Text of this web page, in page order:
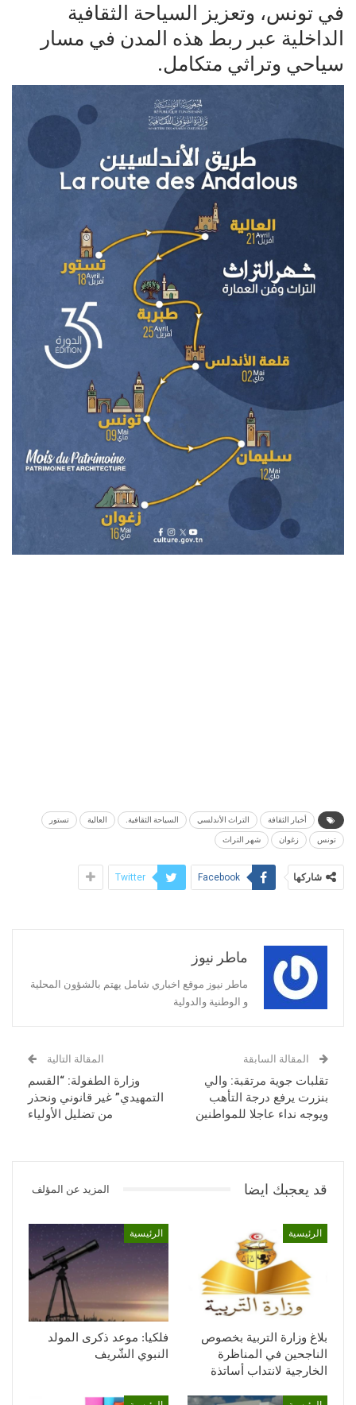
في تونس، وتعزيز السياحة الثقافية
الداخلية عبر ربط هذه المدن في مسار
سياحي وتراثي متكامل.
أخبار الثقافة التراث الأندلسي السياحة الثقافية. العالية تستور
تونس زغوان شهر التراث
شاركها Facebook
Twitter
ماطر نيوز
ماطر نيوز موقع اخباري شامل يهتم بالشؤون المحلية
و الوطنية والدولية
المقالة السابقة
تقلبات جوية مرتقبة: والي
بنزرت يرفع درجة التأهب
ويوجه نداء عاجلا للمواطنين
المقالة التالية
وزارة الطفولة: “القسم
التمهيدي” غير قانوني ونحذر
من تضليل الأولياء
قد يعجبك ايضا المزيد عن المؤلف
الرئيسية
بلاغ وزارة التربية بخصوص
الناجحين في المناظرة
الخارجية لانتداب أساتذة
الرئيسية
فلكيا: موعد ذكرى المولد
النبوي الشّريف